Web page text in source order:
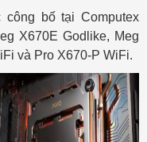
bố tại Computex
X670E Godlike, Meg
và Pro X670-P WiFi.